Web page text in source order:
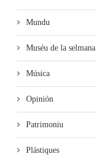
Mundu
Muséu de la selmana
Música
Opinión
Patrimoniu
Plástiques